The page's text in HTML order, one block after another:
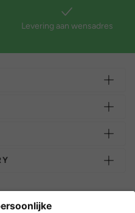
Levering aan wensadres